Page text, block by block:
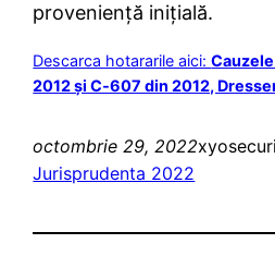
proveniență inițială.
Descarca hotararile aici:
2012 și C‑607 din 2012,
octombrie 29, 2022
Jurisprudenta 2022